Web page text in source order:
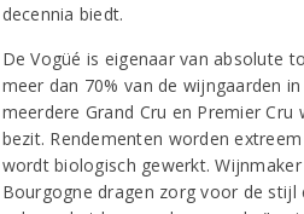
decennia biedt.
De Vogüé is eigenaar van absolute
meer dan 70% van de wijngaarden
meerdere Grand Cru en Premier
bezit. Rendementen worden
wordt biologisch gewerkt.
Bourgogne dragen zorg voor de